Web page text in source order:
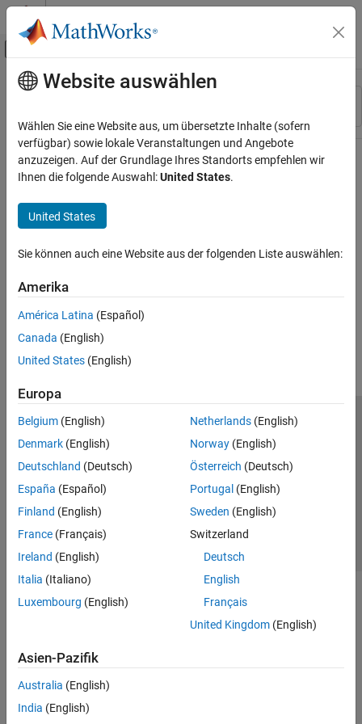
Weiter zum Inhalt
Umschaltung für Off-Canvas-
Ressource
Hauptinhalt
Website auswählen
Wählen Sie eine Website aus, um übersetzte Inhalte (sofern
verfügbar) sowie lokale Veranstaltungen und Angebote
anzuzeigen. Auf der Grundlage Ihres Standorts empfehlen wir
Ihnen die folgende Auswahl:United States.
United States
Sie können auch eine Website aus der folgenden Liste auswählen:
Amerika
América Latina (Español)
Canada (English)
United States (English)
Europa
Belgium (English)
Denmark (English)
Deutschland (Deutsch)
España (Español)
Finland (English)
France (Français)
Ireland (English)
Italia (Italiano)
Luxembourg (English)
Netherlands(English)
Norway(English)
Österreich (Deutsch)
Portugal (English)
Sweden (English)
Switzerland
Deutsch
English
Français
United Kingdom(English)
Asien-Pazifik
Australia (English)
India (English)
Trust Center
Datenschutz-Richtlinien
Datendiebstahl verhindern
Status von Anwendungen
© 1994-2026 The MathWorks, Inc.
Website auswählen
Deutschland